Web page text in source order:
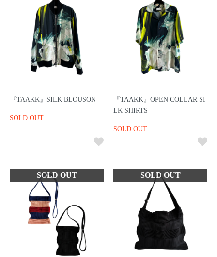
『TAAKK』SILK BLOUSON
SOLD OUT
『TAAKK』OPEN COLLAR SI
LK SHIRTS
SOLD OUT